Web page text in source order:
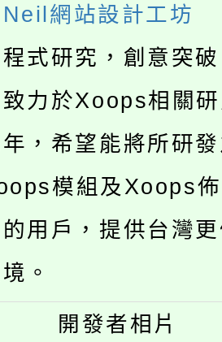
場!
動。
桃局內行報名
27日，桃園電
園市運動會8/
游泳池舉行。
收入戶享有免
，中低收入戶
，詳情可洽有
教育及科技中
能研習
教育及科技中
研習
生活教案入校路
Neil網站設計工坊
式研究，創意突
力於Xoops相關
，希望能將所研
模組及Xoops
用戶，提供台灣
。
開發者相片